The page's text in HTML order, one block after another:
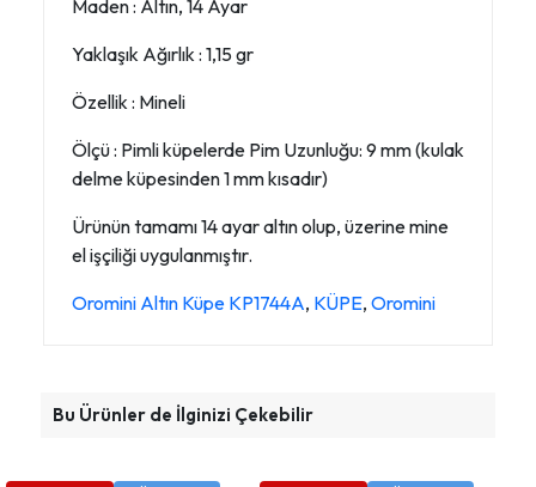
Maden : Altın, 14 Ayar
Yaklaşık Ağırlık : 1,15 gr
Özellik : Mineli
Ölçü : Pimli küpelerde Pim Uzunluğu: 9 mm (kulak
delme küpesinden 1 mm kısadır)
Ürünün tamamı 14 ayar altın olup, üzerine mine
el işçiliği uygulanmıştır.
Oromini Altın Küpe KP1744A, KÜPE, Oromini
Bu Ürünler de İlginizi Çekebilir